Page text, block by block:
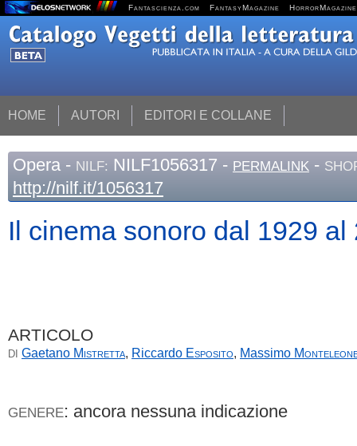
Fantascienza.com FantasyMagazine HorrorMagazine
HOME AUTORI EDITORI E COLLANE
Opera - NILF: NILF1056317 - PERMALINK -
http://nilf.it/1056317
Il cinema sonoro dal 1929 al
ARTICOLO
DI Gaetano Mistretta, Riccardo Esposito, Massimo
GENERE: ancora nessuna indicazione